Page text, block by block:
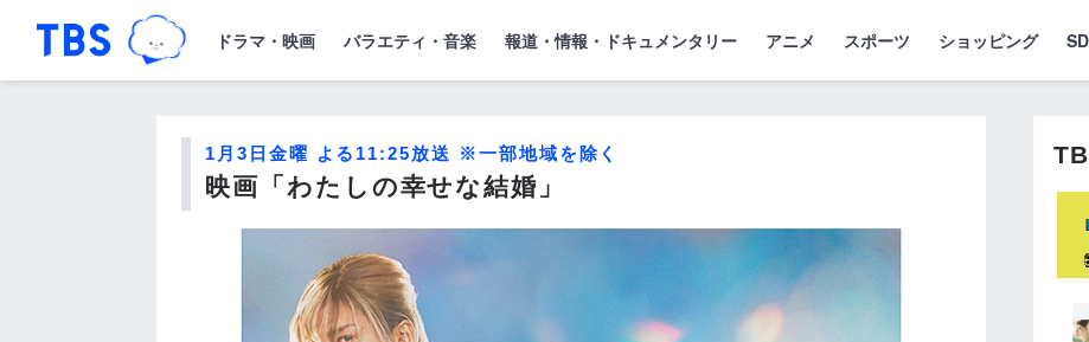
「TBSテレビ｜ときめくときを。」トップページ
ドラマ・映画 バラエティ・音楽 報道・情報・ドキュメンタリー アニメ スポーツ ショッピング
1月3日金曜 よる11:25放送 ※一部地域を除く
映画「わたしの幸せな結婚」